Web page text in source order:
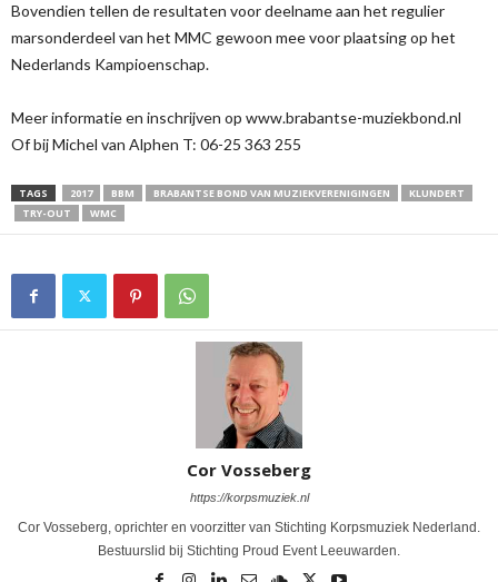
Bovendien tellen de resultaten voor deelname aan het regulier
marsonderdeel van het MMC gewoon mee voor plaatsing op het
Nederlands Kampioenschap.
Meer informatie en inschrijven op www.brabantse-muziekbond.nl
Of bij Michel van Alphen T: 06-25 363 255
TAGS 2017 BBM BRABANTSE BOND VAN MUZIEKVERENIGINGEN
KLUNDERT
TRY-OUT
WMC
Cor Vosseberg
https://korpsmuziek.nl
Cor Vosseberg, oprichter en voorzitter van Stichting Korpsmuziek Nederland.
Bestuurslid bij Stichting Proud Event Leeuwarden.